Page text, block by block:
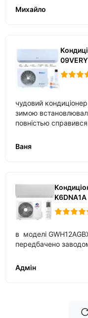
Михайло
09VERY
чудовий
зимою
повністью
температури
Ваня
K6DNA1A
в моделі
передбачено
Адмін